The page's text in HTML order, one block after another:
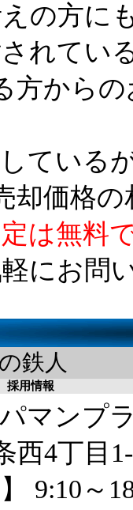
の方に
れてい
方から
ている
却価格
は無料
にお問
鉄人
採用情報
マンプ
西4丁目
】 9:10～